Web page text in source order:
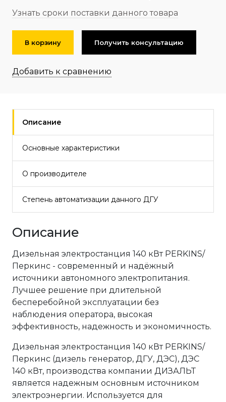
Узнать сроки поставки данного товара
В корзину Получить консультацию
Добавить к сравнению
Описание
Основные характеристики
О производителе
Степень автоматизации данного ДГУ
Описание
Дизельная электростанция 140 кВт PERKINS/
Перкинс - современный и надёжный
источники автономного электропитания.
Лучшее решение при длительной
бесперебойной эксплуатации без
наблюдения оператора, высокая
эффективность, надежность и экономичность.
Дизельная электростанция 140 кВт PERKINS/
Перкинс (дизель генератор, ДГУ, ДЭС), ДЭС
140 кВт, производства компании ДИЗАЛЬТ
является надежным основным источником
электроэнергии. Используется для